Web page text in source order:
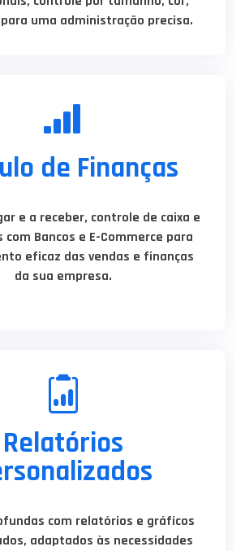
uma administração precisa.
de Finanças
e a receber, controle de caixa e
Bancos e E-Commerce para
eficaz das vendas e finanças
da sua empresa.
Relatórios
com relatórios e gráficos
adaptados às necessidades